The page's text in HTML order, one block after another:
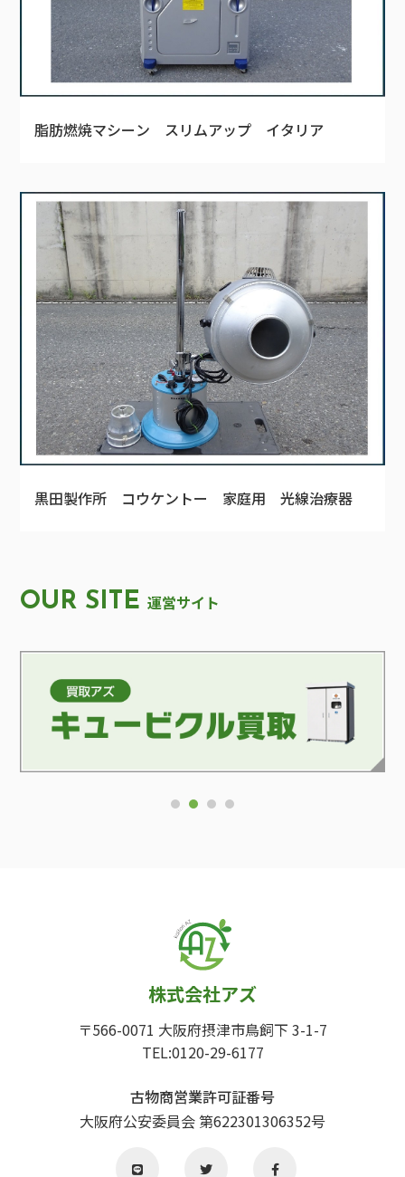
脂肪燃焼マシーン スリムアップ イタリア
黒田製作所 コウケントー 家庭用 光線治療器
OUR SITE 運営サイト
株式会社アズ
〒566-0071 大阪府摂津市鳥飼下 3-1-7
TEL:0120-29-6177
古物商営業許可証番号
大阪府公安委員会 第622301306352号